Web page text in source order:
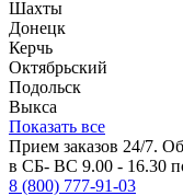
Шахты
Донецк
Керчь
Октябрьский
Подольск
Выкса
Показать все
Прием заказов 24/7.
в СБ- ВС 9.00 - 16.30
8 (800) 777-91-03